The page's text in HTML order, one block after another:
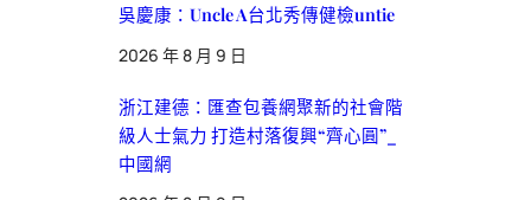
吳慶康：Uncle A台北秀傳健檢untie
2026 年 8 月 9 日
浙江建德：匯查包養網聚新的社會階
級人士氣力 打造村落復興“齊心圓”_
中國網